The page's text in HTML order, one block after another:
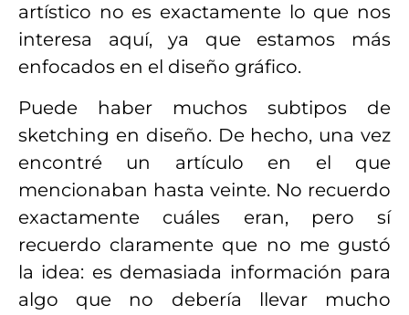
artístico no es exactamente lo que nos
interesa aquí, ya que estamos más
enfocados en el diseño gráfico.
Puede haber muchos subtipos de
sketching en diseño. De hecho, una vez
encontré un artículo en el que
mencionaban hasta veinte. No recuerdo
exactamente cuáles eran, pero sí
recuerdo claramente que no me gustó
la idea: es demasiada información para
algo que no debería llevar mucho